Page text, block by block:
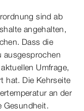
sind ab
angehalten,
Dass die
ausgesprochen
Umfrage,
hat. Die Kehrseite
an der
Gesundheit.